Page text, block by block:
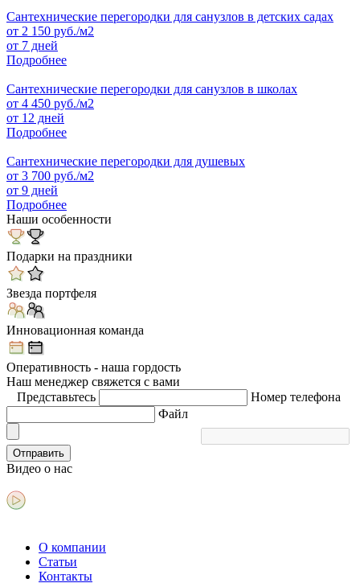
Сантехнические перегородки для санузлов в детских садах
от 2 150 руб./м2
от 7 дней
Подробнее
Сантехнические перегородки для санузлов в школах
от 4 450 руб./м2
от 12 дней
Подробнее
Сантехнические перегородки для душевых
от 3 700 руб./м2
от 9 дней
Подробнее
Наши особенности
Подарки на праздники
Звезда портфеля
Инновационная команда
Оперативность - наша гордость
Наш менеджер свяжется с вами
Представьтесь
Номер телефона
Файл
Отправить
Видео о нас
О компании
Статьи
Контакты